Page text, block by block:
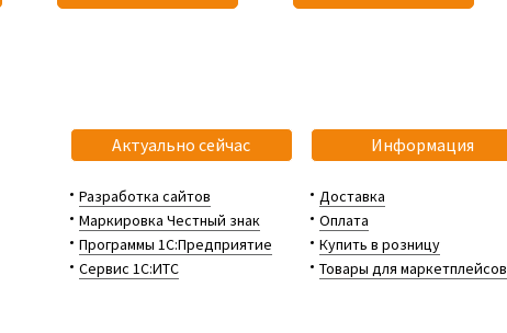
Актуально сейчас
Разработка сайтов
Маркировка Честный знак
Программы 1С:Предприятие
Сервис 1С:ИТС
Информация
Доставка
Оплата
Купить в розницу
Товары для маркетплейсов